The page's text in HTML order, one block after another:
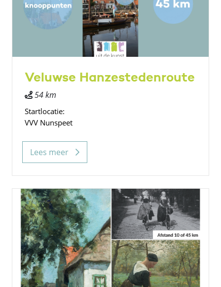
Veluwse Hanzestedenroute
54 km
Startlocatie:
VVV Nunspeet
Lees meer